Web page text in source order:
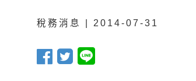
稅務消息 | 2014-07-31